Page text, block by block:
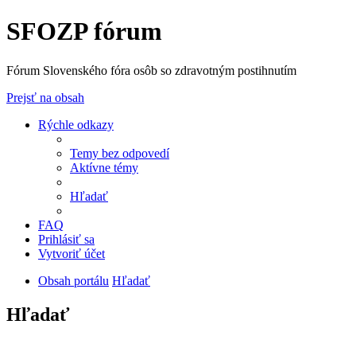
SFOZP fórum
Fórum Slovenského fóra osôb so zdravotným postihnutím
Prejsť na obsah
Rýchle odkazy
Temy bez odpovedí
Aktívne témy
Hľadať
FAQ
Prihlásiť sa
Vytvoriť účet
Obsah portálu Hľadať
Hľadať